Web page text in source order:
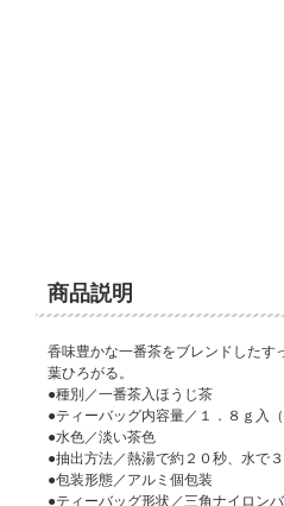
商品説明
香味豊かな一番茶をブレンドした
葉ひろがる。
●種別／一番茶入ほうじ茶
●ティーバッグ内容量／１．８ｇ入（
●水色／淡い茶色
●抽出方法／熱湯で約２０秒、水で
●包装形態／アルミ個包装
●ティーバッグ形状／三角ナイロン